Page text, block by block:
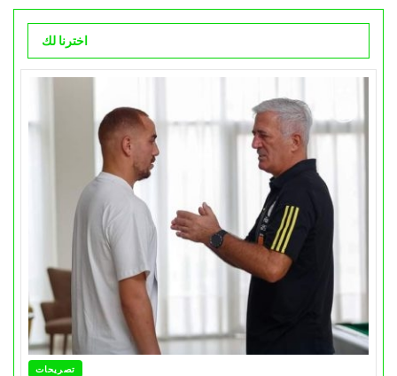
اخترنا لك
تصريحات